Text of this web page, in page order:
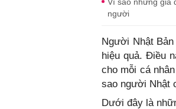
người
Người Nhật
hiệu quả. Điều
cho mỗi cá
sao người Nhật
Dưới đây là